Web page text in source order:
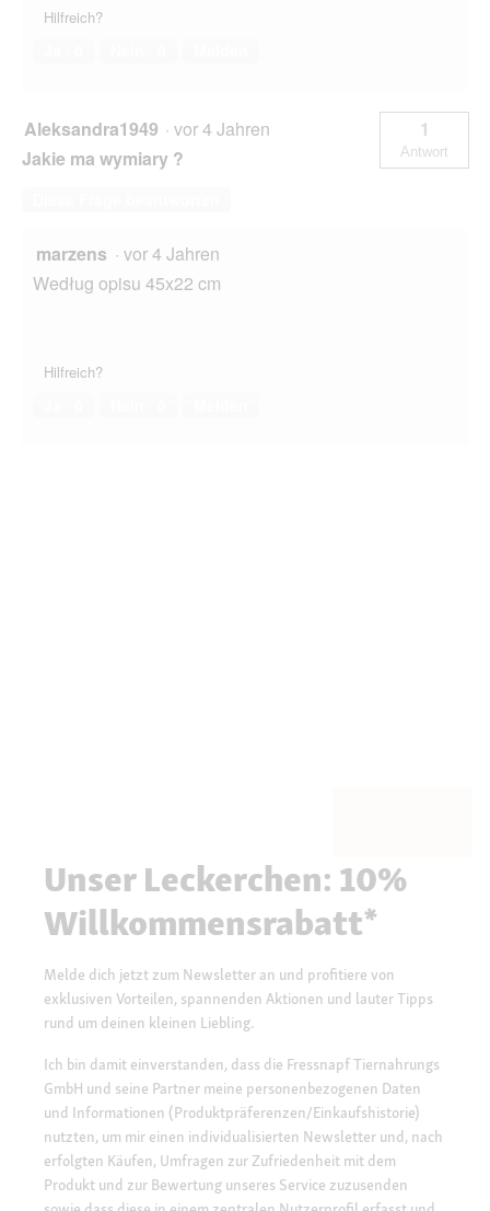
Hilfreich?
Aleksandra1949 · vor 4 Jahren
Jakie ma wymiary ?
1
Antwort
marzens · vor 4 Jahren
Według opisu 45x22 cm
Hilfreich?
Unser Leckerchen: 10%
Willkommensrabatt*
Melde dich jetzt zum Newsletter an und profitiere von
exklusiven Vorteilen, spannenden Aktionen und lauter Tipps
rund um deinen kleinen Liebling.
Ich bin damit einverstanden, dass die Fressnapf Tiernahrungs
GmbH und seine Partner meine personenbezogenen Daten
und Informationen (Produktpräferenzen/Einkaufshistorie)
nutzten, um mir einen individualisierten Newsletter und, nach
erfolgten Käufen, Umfragen zur Zufriedenheit mit dem
Produkt und zur Bewertung unseres Service zuzusenden